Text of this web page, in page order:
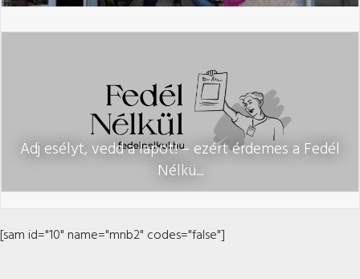
Adj esélyt, vedd a lapot! – ezért érdemes a Fedél
Nélkü...
[sam id="10" name="mnb2" codes="false"]